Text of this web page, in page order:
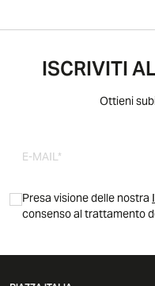
ISCRIVITI
Ottieni
Presa visione delle nostra
consenso al trattamento